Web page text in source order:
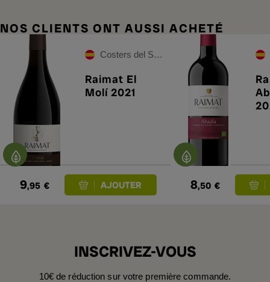
NOS CLIENTS ONT AUSSI ACHETÉ
Costers del Segre
Raimat El
Molí 2021
9,95 € 8,50 €
INSCRIVEZ-VOUS
10€ de réduction sur votre première commande.